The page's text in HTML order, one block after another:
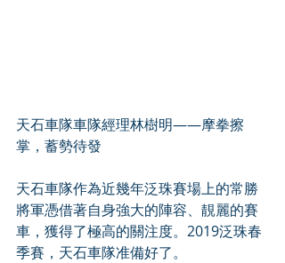
天石車隊車隊經理林樹明——摩拳擦
掌，蓄勢待發
天石車隊作為近幾年泛珠賽場上的常勝
將軍憑借著自身強大的陣容、靚麗的賽
車，獲得了極高的關注度。2019泛珠春
季賽，天石車隊准備好了。